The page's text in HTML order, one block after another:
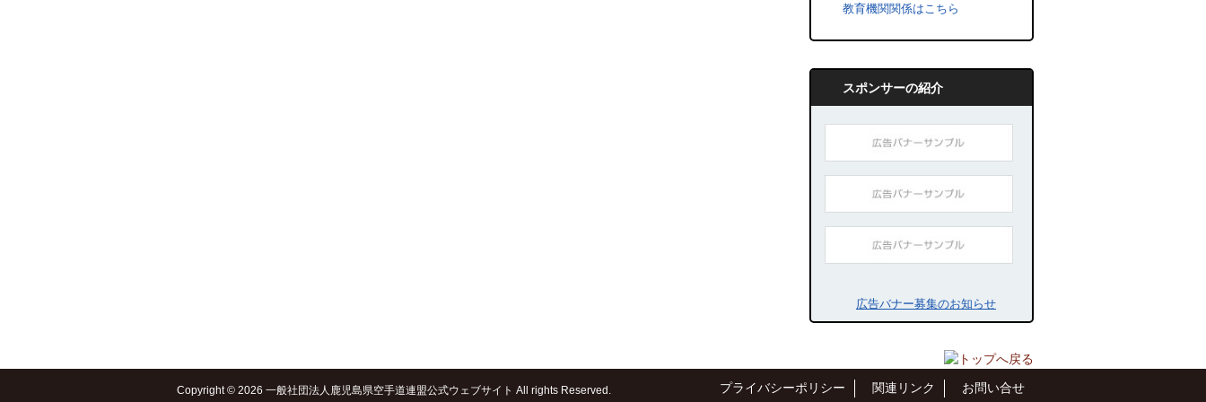
教育機関関係はこちら
スポンサーの紹介
広告バナー募集のお知らせ
Copyright © 2026 一般社団法人鹿児島県空手道連盟公式ウェブサイト All rights Reserved. プライバシーポリシー 関連リンク お問い合せ